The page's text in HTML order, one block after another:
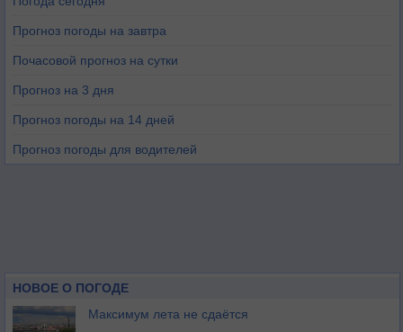
Прогноз погоды на завтра
Почасовой прогноз на сутки
Прогноз на 3 дня
Прогноз погоды на 14 дней
Прогноз погоды для водителей
НОВОЕ О ПОГОДЕ
Максимум лета не сдаётся